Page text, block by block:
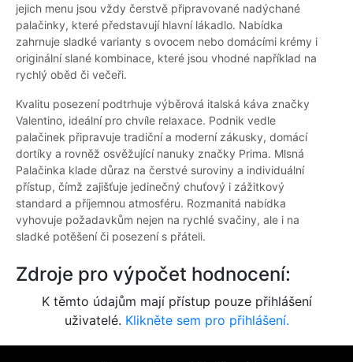
jejich menu jsou vždy čerstvě připravované nadýchané
palačinky, které představují hlavní lákadlo. Nabídka
zahrnuje sladké varianty s ovocem nebo domácími krémy i
originální slané kombinace, které jsou vhodné například na
rychlý oběd či večeři.
Kvalitu posezení podtrhuje výběrová italská káva značky
Valentino, ideální pro chvíle relaxace. Podnik vedle
palačinek připravuje tradiční a moderní zákusky, domácí
dortíky a rovněž osvěžující nanuky značky Prima. Mlsná
Palačinka klade důraz na čerstvé suroviny a individuální
přístup, čímž zajišťuje jedinečný chuťový i zážitkový
standard a příjemnou atmosféru. Rozmanitá nabídka
vyhovuje požadavkům nejen na rychlé svačiny, ale i na
sladké potěšení či posezení s přáteli.
Zdroje pro výpočet hodnocení:
K těmto údajům mají přístup pouze přihlášení
uživatelé. Klikněte sem pro přihlášení.